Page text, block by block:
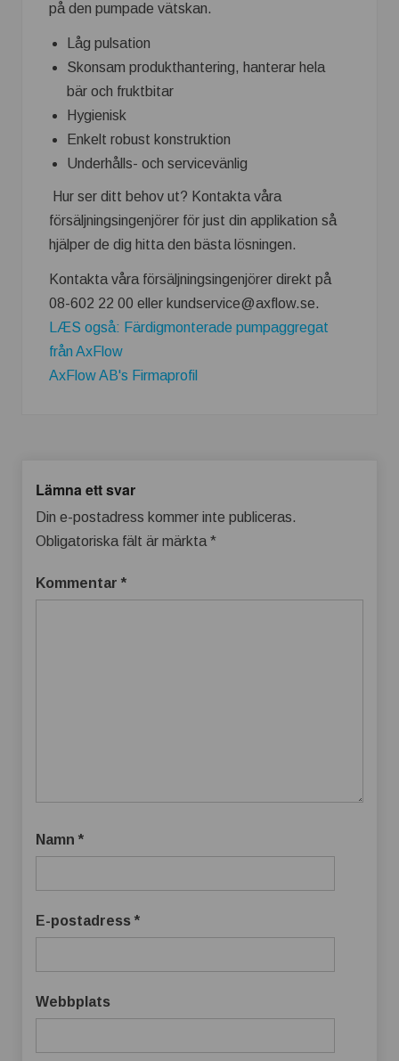
på den pumpade vätskan.
Låg pulsation
Skonsam produkthantering, hanterar hela
bär och fruktbitar
Hygienisk
Enkelt robust konstruktion
Underhålls- och servicevänlig
Hur ser ditt behov ut? Kontakta våra
försäljningsingenjörer för just din applikation så
hjälper de dig hitta den bästa lösningen.
Kontakta våra försäljningsingenjörer direkt på
08-602 22 00 eller kundservice@axflow.se.
LÆS også: Färdigmonterade pumpaggregat
från AxFlow
AxFlow AB's Firmaprofil
Lämna ett svar
Din e-postadress kommer inte publiceras.
Obligatoriska fält är märkta *
Kommentar *
Namn *
E-postadress *
Webbplats